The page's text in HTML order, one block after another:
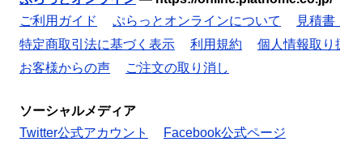
ご利用ガイド
ぷらっとオンラインについて 見積書
特定商取引法に基づく表示
利用規約 個人情報取り
お客様からの声
ご注文の取り消し
ソーシャルメディア
Twitter公式アカウント
Facebook公式ページ